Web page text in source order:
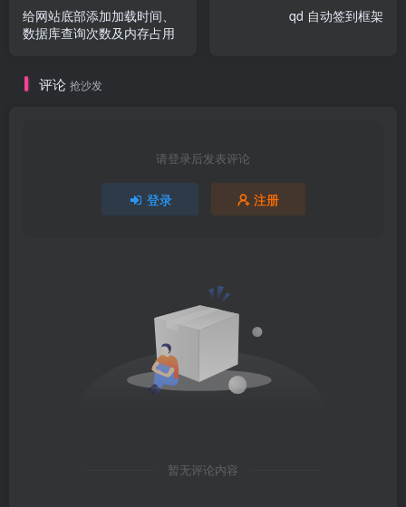
给网站底部添加加载时间、
数据库查询次数及内存占用
qd 自动签到框架
评论 抢沙发
请登录后发表评论
登录 注册
暂无评论内容